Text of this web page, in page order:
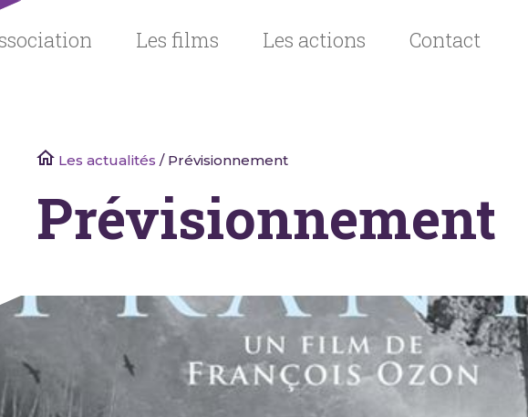
Association
du Centre
Les films Les actions Contact
Les actualités / Prévisionnement
Prévisionnement